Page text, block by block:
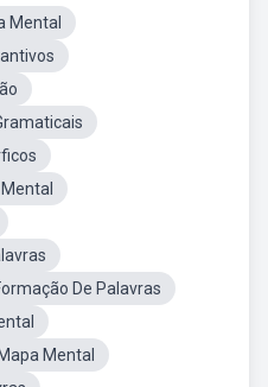
Mental
De Palavras
Mental